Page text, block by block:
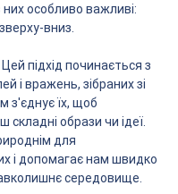
них особливо важливі:
вниз.
Цей підхід починається з
і вражень, зібраних зі
з'єднує їх, щоб
складні образи чи ідеї.
для
і допомагає нам швидко
середовище.